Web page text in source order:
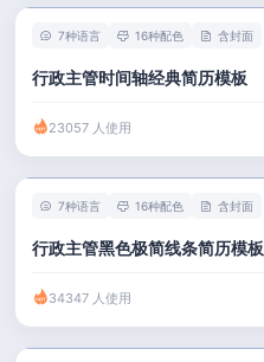
考研复试
人事 / 行政
房产建筑
7种语言 16种配色 含封面
行政主管时间轴经典简历模板
23057 人使用
7种语言 16种配色 含封面
行政主管黑色极简线条简历模板
34347 人使用